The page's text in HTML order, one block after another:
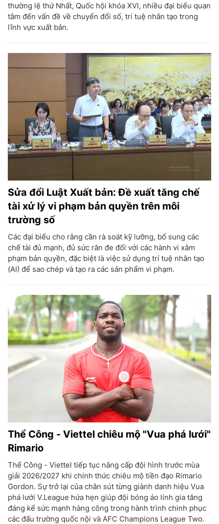
thường lệ thứ Nhất, Quốc hội khóa XVI, nhiều đại biểu quan
tâm đến vấn đề về chuyển đổi số, trí tuệ nhân tạo trong
lĩnh vực xuất bản.
Sửa đổi Luật Xuất bản: Đề xuất tăng chế
tài xử lý vi phạm bản quyền trên môi
trường số
Các đại biểu cho rằng cần rà soát kỹ lưỡng, bổ sung các
chế tài đủ mạnh, đủ sức răn đe đối với các hành vi xâm
phạm bản quyền, đặc biệt là việc sử dụng trí tuệ nhân tạo
(AI) để sao chép và tạo ra các sản phẩm vi phạm.
Thể Công - Viettel chiêu mộ "Vua phá lưới"
Rimario
Thể Công - Viettel tiếp tục nâng cấp đội hình trước mùa
giải 2026/2027 khi chính thức chiêu mộ tiền đạo Rimario
Gordon. Sự trở lại của chân sút từng giành danh hiệu Vua
phá lưới V.League hứa hẹn giúp đội bóng áo lính gia tăng
đáng kể sức mạnh hàng công trong hành trình chinh phục
các đấu trường quốc nội và AFC Champions League Two.